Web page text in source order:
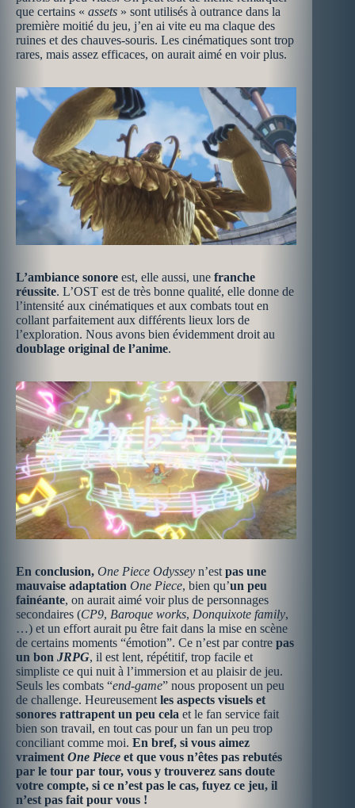
que certains « assets » sont utilisés à outrance dans la
première moitié du jeu, j’en ai vite eu ma claque des
ruines et des chauves-souris. Les cinématiques sont trop
rares, mais assez efficaces, on aurait aimé en voir plus.
L’ambiance sonore est, elle aussi, une franche
réussite. L’OST est de très bonne qualité, elle donne de
l’intensité aux cinématiques et aux combats tout en
collant parfaitement aux différents lieux lors de
l’exploration. Nous avons bien évidemment droit au
doublage original de l’anime.
En conclusion, One Piece Odyssey n’est pas une
mauvaise adaptation One Piece, bien qu’un peu
fainéante, on aurait aimé voir plus de personnages
secondaires (CP9, Baroque works, Donquixote family,
…) et un effort aurait pu être fait dans la mise en scène
de certains moments “émotion”. Ce n’est par contre pas
un bon JRPG, il est lent, répétitif, trop facile et
simpliste ce qui nuit à l’immersion et au plaisir de jeu.
Seuls les combats “end-game” nous proposent un peu
de challenge. Heureusement les aspects visuels et
sonores rattrapent un peu cela et le fan service fait
bien son travail, en tout cas pour un fan un peu trop
conciliant comme moi. En bref, si vous aimez
vraiment One Piece et que vous n’êtes pas rebutés
par le tour par tour, vous y trouverez sans doute
votre compte, si ce n’est pas le cas, fuyez ce jeu, il
n’est pas fait pour vous !